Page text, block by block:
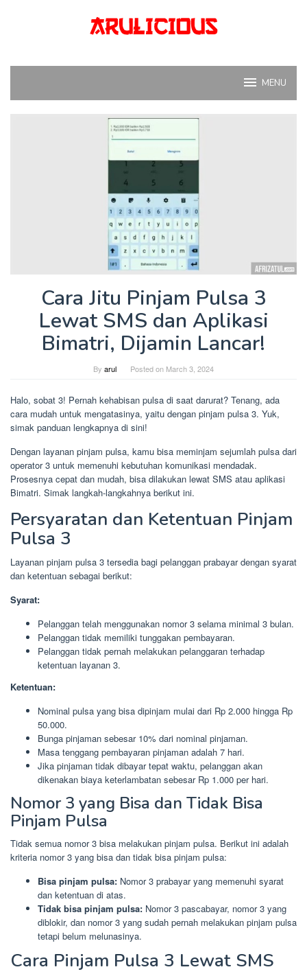
MENU
Cara Jitu Pinjam Pulsa 3
Lewat SMS dan Aplikasi
Bimatri, Dijamin Lancar!
By arul Posted on March 3, 2024
Halo, sobat 3! Pernah kehabisan pulsa di saat darurat? Tenang, ada
cara mudah untuk mengatasinya, yaitu dengan pinjam pulsa 3. Yuk,
simak panduan lengkapnya di sini!
Dengan layanan pinjam pulsa, kamu bisa meminjam sejumlah pulsa dari
operator 3 untuk memenuhi kebutuhan komunikasi mendadak.
Prosesnya cepat dan mudah, bisa dilakukan lewat SMS atau aplikasi
Bimatri. Simak langkah-langkahnya berikut ini.
Persyaratan dan Ketentuan Pinjam
Pulsa 3
Layanan pinjam pulsa 3 tersedia bagi pelanggan prabayar dengan syarat
dan ketentuan sebagai berikut:
Syarat:
Pelanggan telah menggunakan nomor 3 selama minimal 3 bulan.
Pelanggan tidak memiliki tunggakan pembayaran.
Pelanggan tidak pernah melakukan pelanggaran terhadap
ketentuan layanan 3.
Ketentuan:
Nominal pulsa yang bisa dipinjam mulai dari Rp 2.000 hingga Rp
50.000.
Bunga pinjaman sebesar 10% dari nominal pinjaman.
Masa tenggang pembayaran pinjaman adalah 7 hari.
Jika pinjaman tidak dibayar tepat waktu, pelanggan akan
dikenakan biaya keterlambatan sebesar Rp 1.000 per hari.
Nomor 3 yang Bisa dan Tidak Bisa
Pinjam Pulsa
Tidak semua nomor 3 bisa melakukan pinjam pulsa. Berikut ini adalah
kriteria nomor 3 yang bisa dan tidak bisa pinjam pulsa:
Bisa pinjam pulsa: Nomor 3 prabayar yang memenuhi syarat
dan ketentuan di atas.
Tidak bisa pinjam pulsa: Nomor 3 pascabayar, nomor 3 yang
diblokir, dan nomor 3 yang sudah pernah melakukan pinjam pulsa
tetapi belum melunasinya.
Cara Pinjam Pulsa 3 Lewat SMS